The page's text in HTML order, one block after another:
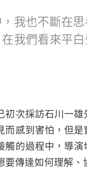
我也不斷在
我們看來平
初次採訪石川一
而感到害怕，但
觸的過程中，導
傳達如何理解、